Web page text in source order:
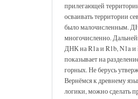
прилегающей
осваивать территории
было малочисленным.
многочисленно.
ДНК на R1a и R1b, N1a
показывает на
горных. Не берусь
Вернёмся к древнему
логики, можно сделать